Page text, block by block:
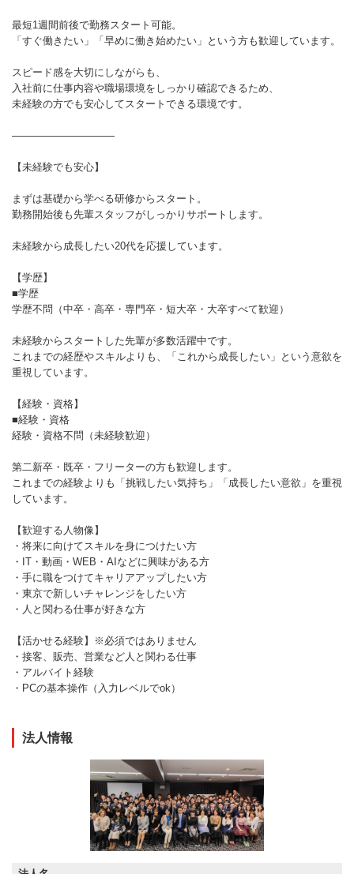
最短1週間前後で勤務スタート可能。
「すぐ働きたい」「早めに働き始めたい」という方も歓迎しています。
スピード感を大切にしながらも、
入社前に仕事内容や職場環境をしっかり確認できるため、
未経験の方でも安心してスタートできる環境です。
――――――――――
【未経験でも安心】
まずは基礎から学べる研修からスタート。
勤務開始後も先輩スタッフがしっかりサポートします。
未経験から成長したい20代を応援しています。
【学歴】
■学歴
学歴不問（中卒・高卒・専門卒・短大卒・大卒すべて歓迎）
未経験からスタートした先輩が多数活躍中です。
これまでの経歴やスキルよりも、「これから成長したい」という意欲を
重視しています。
【経験・資格】
■経験・資格
経験・資格不問（未経験歓迎）
第二新卒・既卒・フリーターの方も歓迎します。
これまでの経験よりも「挑戦したい気持ち」「成長したい意欲」を重視
しています。
【歓迎する人物像】
・将来に向けてスキルを身につけたい方
・IT・動画・WEB・AIなどに興味がある方
・手に職をつけてキャリアアップしたい方
・東京で新しいチャレンジをしたい方
・人と関わる仕事が好きな方
【活かせる経験】※必須ではありません
・接客、販売、営業など人と関わる仕事
・アルバイト経験
・PCの基本操作（入力レベルでok）
法人情報